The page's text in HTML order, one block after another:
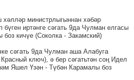
хәлләр министрлыгыннан хәбәр
бүген иртәнге сәгать 9да Чулман елгасы
кичүе (Соколка - Закамский)
сәгать 9да Чулман аша Алабуга
ключ), ә бер сәгатьтән соң Идел
Яшел Үзән - Түбән Карамалы боз